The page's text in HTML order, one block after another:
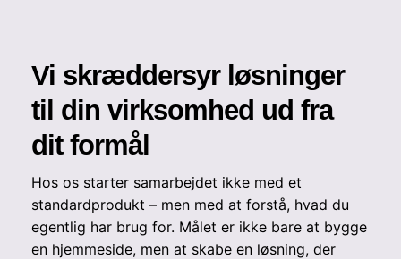
Vi skræddersyr løsninger
til din virksomhed ud fra
dit formål
Hos os starter samarbejdet ikke med et
standardprodukt – men med at forstå, hvad du
egentlig har brug for. Målet er ikke bare at bygge
en hjemmeside, men at skabe en løsning, der